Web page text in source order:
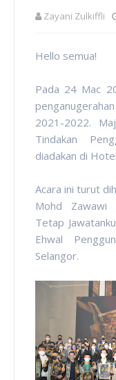
Zayani Zulkiffli
Hello semua!
Pada 24 Mac
2021-2022.
Tindakan
diadakan di
Acara ini turut
Mohd Zawawi
Tetap
Ehwal
Selangor.